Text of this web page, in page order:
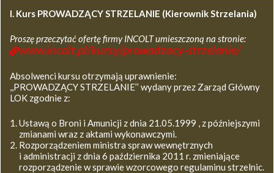
I. Kurs PROWADZĄCY STRZELANIE (Kierownik Strzelania)
Proszę przeczytać ofertę firmy INCOLT umieszczoną na stronie:
www.incolt.pl/kursy/prowadzacy-strzelanie/
Absolwenci kursu otrzymają uprawnienie:
,,PROWADZĄCY STRZELANIE’’ wydany przez Zarząd Główny
LOK zgodnie z:
Ustawą o Broni i Amunicji z dnia 21.05.1999 , z późniejszymi
zmianami wraz z aktami wykonawczymi.
Rozporządzeniem ministra spraw wewnętrznych
i administracji z dnia 6 października 2011 r. zmieniające
rozporządzenie w sprawie wzorcowego regulaminu strzelnic.